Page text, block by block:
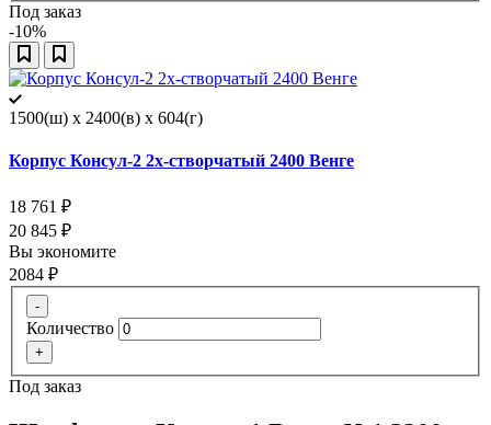
Под заказ
-10%
1500(ш) x 2400(в) x 604(г)
Корпус Консул-2 2х-створчатый 2400 Венге
18 761 ₽
20 845 ₽
Вы экономите
2084 ₽
-
Количество
+
Под заказ